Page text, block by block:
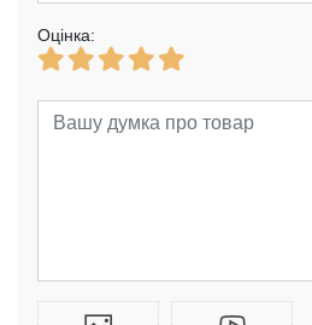
Оцінка: